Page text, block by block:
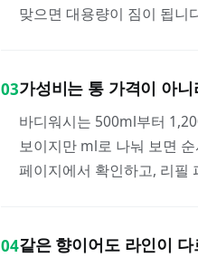
맞으면 대용량이 짐이 됩니
03가성비는 통 가격이 아
바디워시는 500ml부터
보이지만 ml로 나눠 보면
페이지에서 확인하고, 리필
04같은 향이어도 라인이